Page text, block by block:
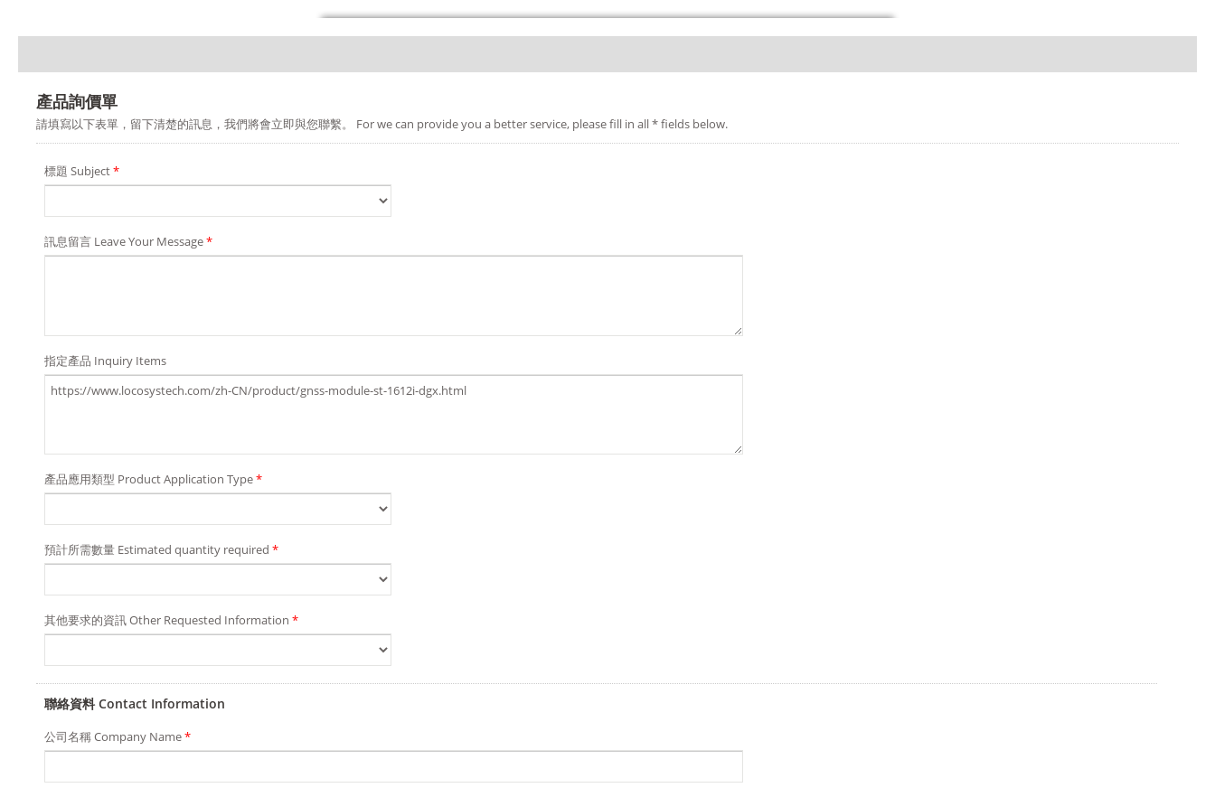
產品詢價單
請填寫以下表單，留下清楚的訊息，我們將會立即與您聯繫。 For we can provide you a better service, please fill in all * fields below.
標題 Subject*
訊息留言 Leave Your Message*
指定產品 Inquiry Items
產品應用類型 Product Application Type*
預計所需數量 Estimated quantity required *
其他要求的資訊 Other Requested Information *
聯絡資料 Contact Information
公司名稱 Company Name*